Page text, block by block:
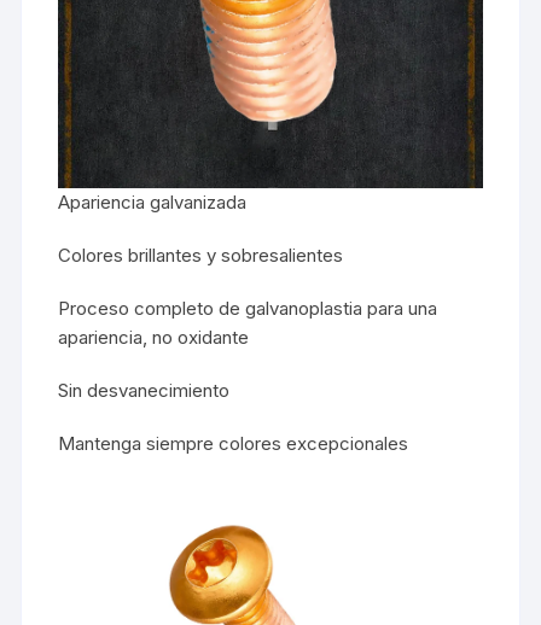
Apariencia galvanizada
Colores brillantes y sobresalientes
Proceso completo de galvanoplastia para una
apariencia, no oxidante
Sin desvanecimiento
Mantenga siempre colores excepcionales